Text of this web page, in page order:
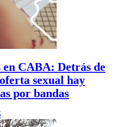
en CABA: Detrás de
sexual hay
por bandas